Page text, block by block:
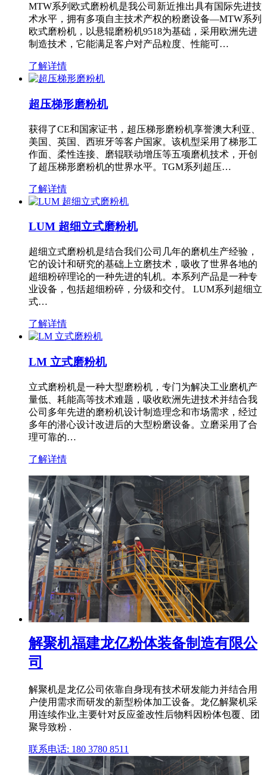
MTW系列欧式磨粉机是我公司新近推出具有国际先进技
术水平，拥有多项自主技术产权的粉磨设备—MTW系列
欧式磨粉机，以悬辊磨粉机9518为基础，采用欧洲先进
制造技术，它能满足客户对产品粒度、性能可…
了解详情
超压梯形磨粉机
获得了CE和国家证书，超压梯形磨粉机享誉澳大利亚、
美国、英国、西班牙等客户国家。该机型采用了梯形工
作面、柔性连接、磨辊联动增压等五项磨机技术，开创
了超压梯形磨粉机的世界水平。TGM系列超压…
了解详情
LUM 超细立式磨粉机
超细立式磨粉机是结合我们公司几年的磨机生产经验，
它的设计和研究的基础上立磨技术，吸收了世界各地的
超细粉碎理论的一种先进的轧机。本系列产品是一种专
业设备，包括超细粉碎，分级和交付。 LUM系列超细立
式…
了解详情
LM 立式磨粉机
立式磨粉机是一种大型磨粉机，专门为解决工业磨机产
量低、耗能高等技术难题，吸收欧洲先进技术并结合我
公司多年先进的磨粉机设计制造理念和市场需求，经过
多年的潜心设计改进后的大型粉磨设备。立磨采用了合
理可靠的…
了解详情
解聚机福建龙亿粉体装备制造有限公
司
解聚机是龙亿公司依靠自身现有技术研发能力并结合用
户使用需求而研发的新型粉体加工设备。龙亿解聚机采
用连续作业,主要针对反应釜改性后物料因粉体包覆、团
聚导致粉 .
联系电话: 180 3780 8511